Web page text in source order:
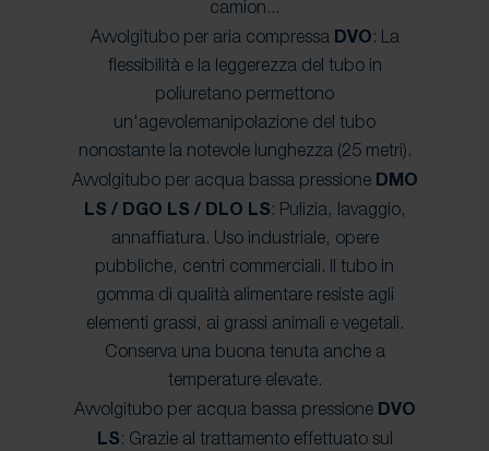
camion...
Avvolgitubo per aria compressa DVO : La
flessibilità e la leggerezza del tubo in
poliuretano permettono
un'agevolemanipolazione del tubo
nonostante la notevole lunghezza (25 metri).
Avvolgitubo per acqua bassa pressione DMO
LS / DGO LS / DLO LS : Pulizia, lavaggio,
annaffiatura. Uso industriale, opere
pubbliche, centri commerciali. Il tubo in
gomma di qualità alimentare resiste agli
elementi grassi, ai grassi animali e vegetali.
Conserva una buona tenuta anche a
temperature elevate.
Avvolgitubo per acqua bassa pressione DVO
LS : Grazie al trattamento effettuato sul